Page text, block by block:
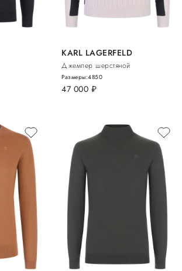
KARL LAGERFELD
Джемпер шерстяной
47 000 руб.
Размеры:4850